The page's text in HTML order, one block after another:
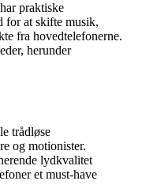
praktiske
for at skifte musik,
fra hovedtelefonerne.
herunder
trådløse
og motionister.
lydkvalitet
et must-have